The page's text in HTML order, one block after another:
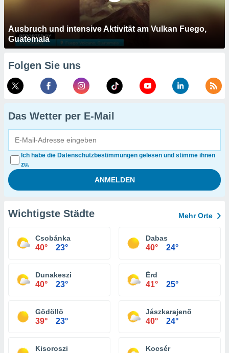
Ausbruch und intensive Aktivität am Vulkan Fuego,
Guatemala
Folgen Sie uns
Das Wetter per E-Mail
Ich habe die Datenschutzbestimmungen gelesen und stimme ihnen
zu.
Wichtigste Städte Mehr Orte
Csobánka
40° 23°
Dabas
40° 24°
Dunakeszi
40° 23°
Érd
41° 25°
Gödöllõ
39° 23°
Jászkarajenõ
40° 24°
Kisoroszi Kocsér